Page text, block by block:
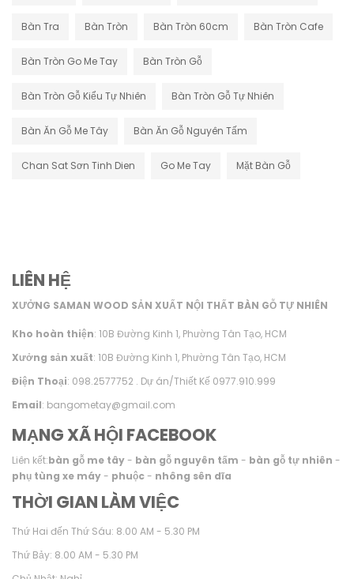
Bàn Tra Bàn Tròn Bàn Tròn 60cm Bàn Tròn Cafe
Bàn Tròn Go Me Tay Bàn Tròn Gỗ
Bàn Tròn Gỗ Kiểu Tự Nhiên Bàn Tròn Gỗ Tự Nhiên
Bàn Ăn Gỗ Me Tây Bàn Ăn Gỗ Nguyên Tấm
Chan Sat Sơn Tinh Dien Go Me Tay Mặt Bàn Gỗ
LIÊN HỆ
XƯỞNG SAMAN WOOD SẢN XUẤT NỘI THẤT BÀN GỖ TỰ NHIÊN
Kho hoàn thiện: 10B Đường Kinh 1, Phường Tân Tạo, HCM
Xưởng sản xuất: 10B Đường Kinh 1, Phường Tân Tạo, HCM
Điện Thoại: 098.2577752 . Dự án/Thiết Kế 0977.910.999
Email: bangometay@gmail.com
MẠNG XÃ HỘI FACEBOOK
Liên kết:bàn gỗ me tây- bàn gỗ nguyên tấm - bàn gỗ tự nhiên -
phụ tùng xe máy- phuộc- nhông sên dĩa
THỜI GIAN LÀM VIỆC
Thứ Hai đến Thứ Sáu: 8.00 AM - 5.30 PM
Thứ Bảy: 8.00 AM - 5.30 PM